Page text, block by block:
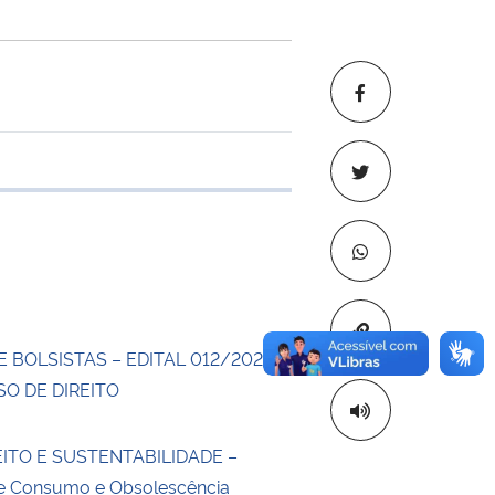
Copiar para
transferência
BOLSISTAS – EDITAL 012/2025-
DE DIREITO
E SUSTENTABILIDADE –
Consumo e Obsolescência